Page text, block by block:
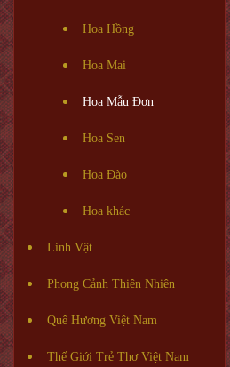
Hoa Hồng
Hoa Mai
Hoa Mẫu Đơn
Hoa Sen
Hoa Đào
Hoa khác
Linh Vật
Phong Cảnh Thiên Nhiên
Quê Hương Việt Nam
Thế Giới Trẻ Thơ Việt Nam